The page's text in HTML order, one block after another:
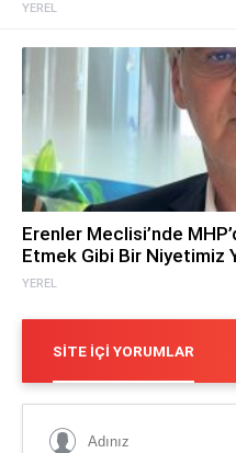
YEREL
YEREL
Erenler Meclisi’nde
Etmek Gibi Bir Niyetimiz
SITE İÇI YORUMLAR